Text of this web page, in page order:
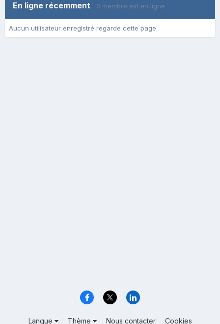
En ligne récemment 0 membre est en ligne
Aucun utilisateur enregistré regarde cette page.
Langue Thème Nous contacter Cookies